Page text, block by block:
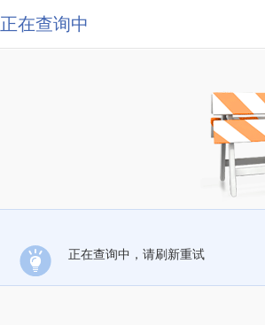
正在查询中
正在查询中，请刷新重试